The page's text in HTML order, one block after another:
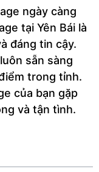
ngày càng
tại Yên Bái là
đáng tin cậy.
sẵn sàng
trong tỉnh.
của bạn gặp
và tận tình.